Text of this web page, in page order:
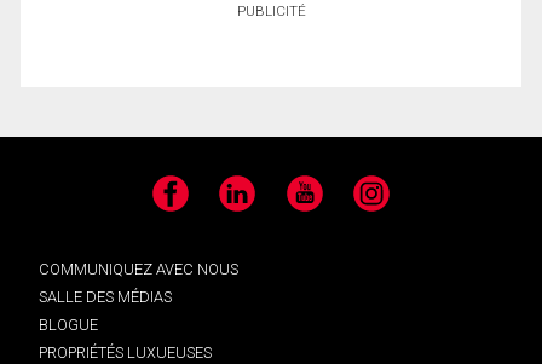
PUBLICITÉ
Facebook LinkedIn YouTube Instagram
COMMUNIQUEZ AVEC NOUS
SALLE DES MÉDIAS
BLOGUE
PROPRIÉTÉS LUXUEUSES